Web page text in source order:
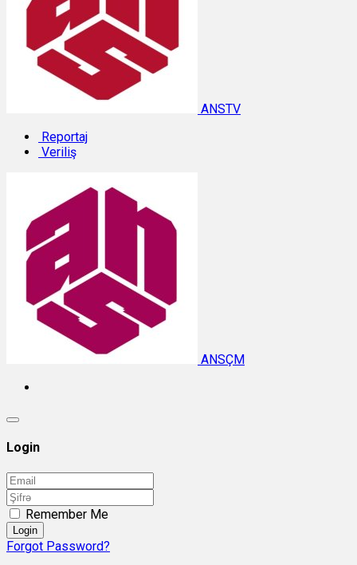
ANSTV
Reportaj
Veriliş
ANSÇM
Login
Remember Me
Login
Forgot Password?